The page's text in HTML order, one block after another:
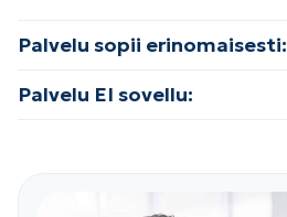
Palvelu sopii erinomaisesti:
Palvelu EI sovellu: